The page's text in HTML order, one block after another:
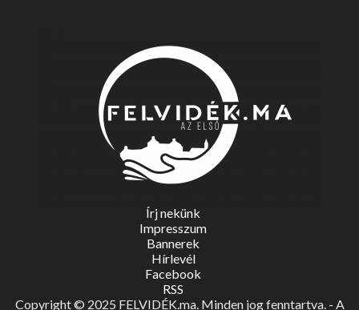
Írj nekünk
Impresszum
Bannerek
Hírlevél
Facebook
RSS
Copyright © 2025 FELVIDÉK.ma. Minden jog fenntartva. - A